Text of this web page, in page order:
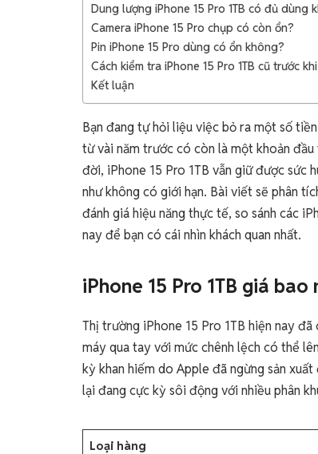
Dung lượng iPhone 15 Pro 1TB có đủ dùng
Camera iPhone 15 Pro chụp có còn ổn?
Pin iPhone 15 Pro dùng có ổn không?
Cách kiểm tra iPhone 15 Pro 1TB cũ trước
Kết luận
Bạn đang tự hỏi liệu việc bỏ ra một số
từ vài năm trước có còn là một khoản
đời, iPhone 15 Pro 1TB vẫn giữ được sức
như không có giới hạn. Bài viết sẽ phân
đánh giá hiệu năng thực tế, so sánh các
nay để bạn có cái nhìn khách quan nhất.
iPhone 15 Pro 1TB giá bao
Thị trường iPhone 15 Pro 1TB hiện nay
máy qua tay với mức chênh lệch có thể
kỳ khan hiếm do Apple đã ngừng sản
lại đang cực kỳ sôi động với nhiều phân
Loại hàng